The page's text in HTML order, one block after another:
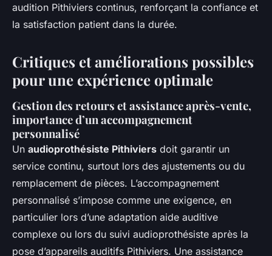
audition Pithiviers continus, renforçant la confiance et
la satisfaction patient dans la durée.
Critiques et améliorations possibles
pour une expérience optimale
Gestion des retours et assistance après-vente,
importance d’un accompagnement
personnalisé
Un audioprothésiste Pithiviers doit garantir un
service continu, surtout lors des ajustements ou du
remplacement de pièces. L’accompagnement
personnalisé s’impose comme une exigence, en
particulier lors d’une adaptation aide auditive
complexe ou lors du suivi audioprothésiste après la
pose d’appareils auditifs Pithiviers. Une assistance